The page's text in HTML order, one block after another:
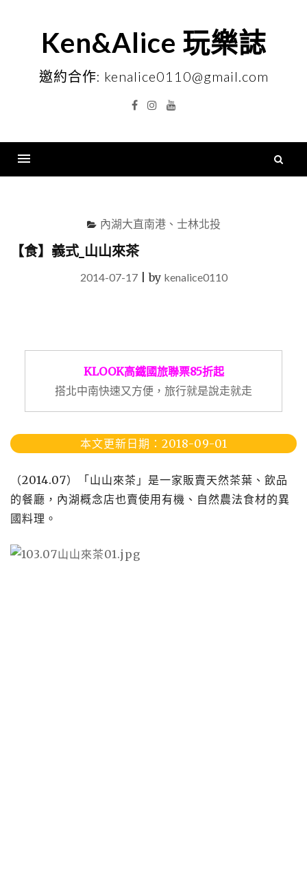
Ken&Alice 玩樂誌
邀約合作: kenalice0110@gmail.com
FacebookInstagramYouTube
內湖大直南港、士林北投
【食】義式_山山來茶
2014-07-17|by kenalice0110
KLOOK高鐵國旅聯票85折起
搭北中南快速又方便，旅行就是說走就走
本文更新日期：2018-09-01
（2014.07）「山山來茶」是一家販賣天然茶葉、飲品
的餐廳，內湖概念店也賣使用有機、自然農法食材的異
國料理。